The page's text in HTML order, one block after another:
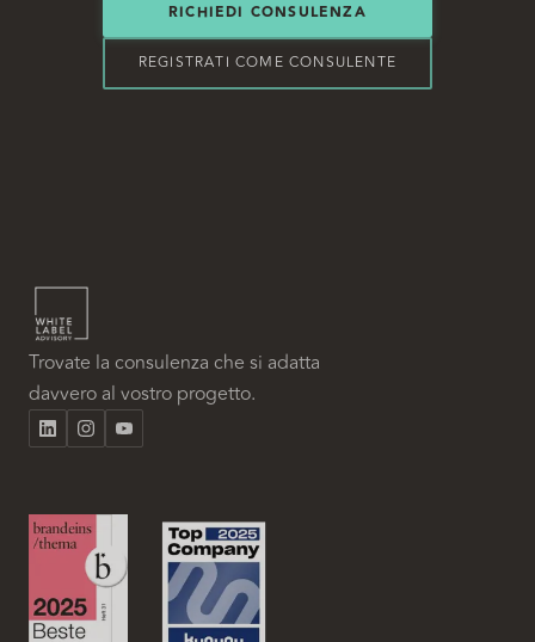
RICHIEDI CONSULENZA
REGISTRATI COME CONSULENTE
Trovate la consulenza che si adatta
davvero al vostro progetto.